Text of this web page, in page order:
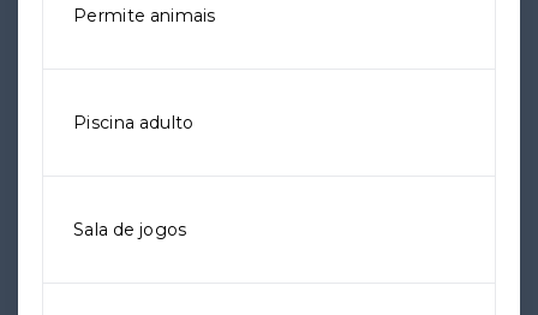
Permite animais
Piscina adulto
Sala de jogos